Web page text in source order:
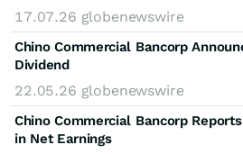
17.07.26 globenewswire
Chino Commercial Bancorp
Dividend
22.05.26 globenewswire
Chino Commercial Bancorp
in Net Earnings